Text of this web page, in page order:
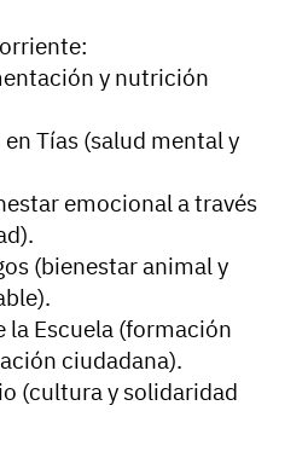
y nutrición
Tías (salud mental y
emocional a través
(bienestar animal y
la Escuela (formación
ciudadana).
(cultura y solidaridad